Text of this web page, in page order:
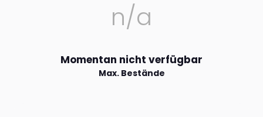
n/a
Momentan nicht verfügbar
Max. Bestände